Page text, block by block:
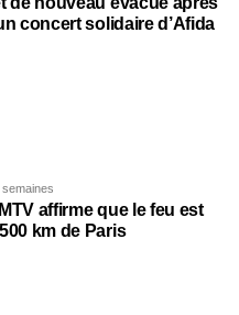
concert solidaire d’Afida
semaines
affirme que le feu est
km de Paris